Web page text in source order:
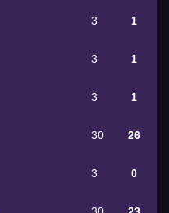
3 1
3 1
3 1
30 26
3 0